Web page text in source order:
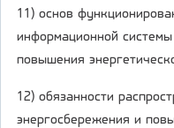
11) основ
информационной
повышения
12) обязанности
энергосбережения и